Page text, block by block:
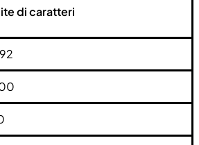
di caratteri